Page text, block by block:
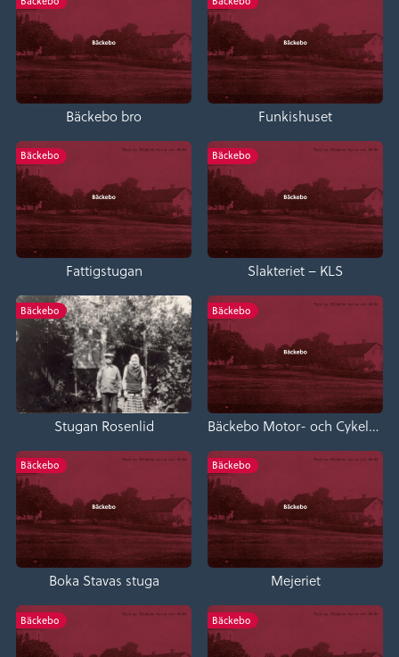
Bäckebo bro Funkishuset
Bäckebo
Fattigstugan
Bäckebo
Slakteriet – KLS
Bäckebo
Stugan Rosenlid
Bäckebo
Bäckebo Motor- och Cykelverkstad
Bäckebo
Boka Stavas stuga
Bäckebo
Mejeriet
Bäckebo Bäckebo